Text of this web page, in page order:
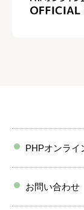
PHPオンライ
お問い合わせ